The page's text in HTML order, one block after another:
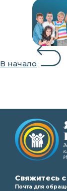
В начало
Свяжитесь
Почта для